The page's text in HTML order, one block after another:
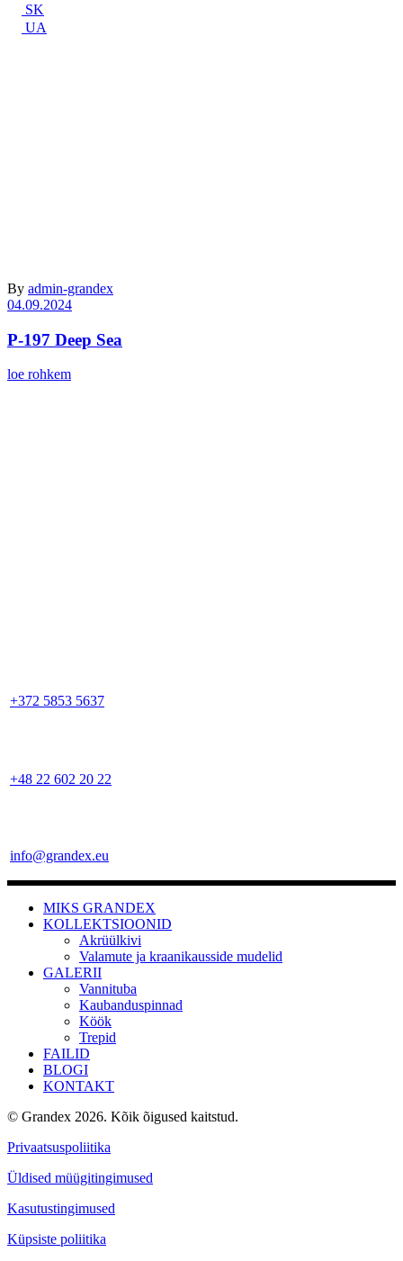
SK
UA
By admin-grandex
04.09.2024
P-197 Deep Sea
loe rohkem
+372 5853 5637
+48 22 602 20 22
info@grandex.eu
MIKS GRANDEX
KOLLEKTSIOONID
Akrüülkivi
Valamute ja kraanikausside mudelid
GALERII
Vannituba
Kaubanduspinnad
Köök
Trepid
FAILID
BLOGI
KONTAKT
© Grandex 2026. Kõik õigused kaitstud.
Privaatsuspoliitika
Üldised müügitingimused
Kasutustingimused
Küpsiste poliitika